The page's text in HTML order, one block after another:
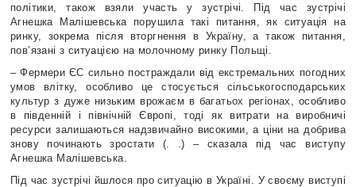
політики, також взяли участь у зустрічі. Під час зустрічі
Агнешка Малішевська порушила такі питання, як ситуація на
ринку, зокрема після вторгнення в Україну, а також питання,
пов’язані з ситуацією на молочному ринку Польщі.
– Фермери ЄС сильно постраждали від екстремальних погодних
умов влітку, особливо це стосується сільськогосподарських
культур з дуже низьким врожаєм в багатьох регіонах, особливо
в південній і північній Європі, тоді як витрати на виробничі
ресурси залишаються надзвичайно високими, а ціни на добрива
знову починають зростати (. .) – сказала під час виступу
Агнешка Малішевська.
Під час зустрічі йшлося про ситуацію в Україні. У своєму виступі